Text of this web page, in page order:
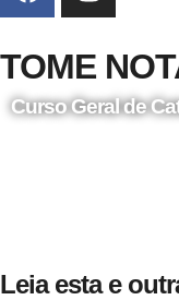
TOME
Curso Geral de
Leia esta e